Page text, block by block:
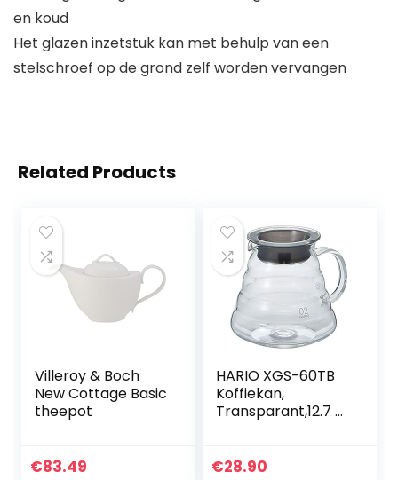
en koud
Het glazen inzetstuk kan met behulp van een
stelschroef op de grond zelf worden vervangen
Related Products
Villeroy & Boch
New Cottage Basic
theepot
€83.49
HARIO XGS-60TB
Koffiekan,
Transparant,12.7 x
€28.90